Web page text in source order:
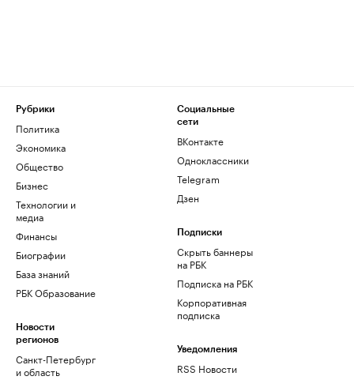
Рубрики
Политика
Экономика
Общество
Бизнес
Технологии и
медиа
Финансы
Биографии
База знаний
РБК Образование
Новости
регионов
Санкт-Петербург
и область
Социальные
сети
ВКонтакте
Одноклассники
Telegram
Дзен
Подписки
Скрыть баннеры
на РБК
Подписка на РБК
Корпоративная
подписка
Уведомления
RSS Новости